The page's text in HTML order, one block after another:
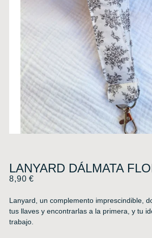
LANYARD DÁLMATA
8,90€
Lanyard, un complemento imprescindible,
tus llaves y encontrarlas a la primera, y tu
trabajo.